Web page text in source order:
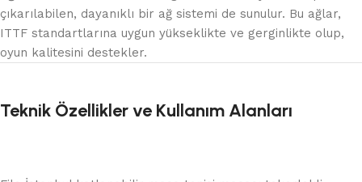
çıkarılabilen, dayanıklı bir ağ sistemi de sunulur. Bu ağlar,
ITTF standartlarına uygun yükseklikte ve gerginlikte olup,
oyun kalitesini destekler.
Teknik Özellikler ve Kullanım Alanları